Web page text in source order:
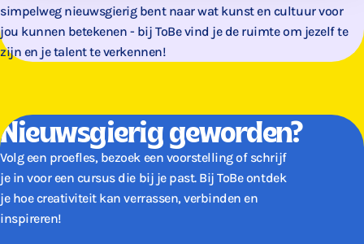
simpelweg nieuwsgierig bent naar wat kunst en cultuur voor
jou kunnen betekenen - bij ToBe vind je de ruimte om jezelf te
zijn en je talent te verkennen!
Nieuwsgierig geworden?
Volg een proefles, bezoek een voorstelling of schrijf
je in voor een cursus die bij je past. Bij ToBe ontdek
je hoe creativiteit kan verrassen, verbinden en
inspireren!